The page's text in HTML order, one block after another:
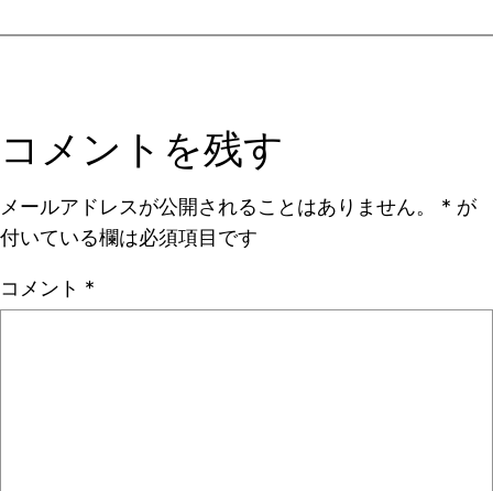
コメントを残す
メールアドレスが公開されることはありません。 * が
付いている欄は必須項目です
コメント *